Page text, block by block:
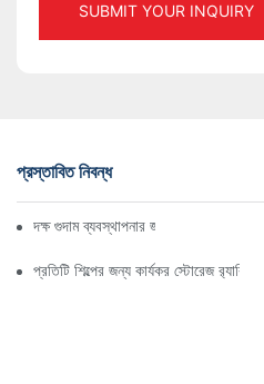
SUBMIT YOUR INQUIRY
প্রস্তাবিত নিবন্ধ
দক্ষ গুদাম ব্যবস্থাপনার জন্য শীর্ষ শিল্প র‍্যাকিং
প্রতিটি শিল্পের জন্য কার্যকর স্টোরেজ র‍্যাকিং